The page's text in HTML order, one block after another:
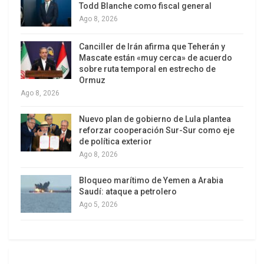
Instituto Nacional de Estadística y Censos (Indec)
sobre estas cuestiones.
A diferencia de otras mediciones de la llamada
pobreza multidimensional —sufrir varias
carencias de un listado—, la Agencia de la ONU
para la Infancia en Argentina considera que
padecer solo una de las múltiples privaciones
posibles convierte a los niños en pobres. «Los
derechos no son sustituibles entre sí», razona
Investigaciones Científicas y Técnicas (Conicet) y
consultor de Unicef sobre esta materia. «Un niño
que vaya a la escuela, pero viva en una casa en
Todd Blanche como fiscal general
Ago 8, 2026
Canciller de Irán afirma que Teherán y
Mascate están «muy cerca» de acuerdo
sobre ruta temporal en estrecho de
Ormuz
Ago 8, 2026
Nuevo plan de gobierno de Lula plantea
reforzar cooperación Sur-Sur como eje
de política exterior
Ago 8, 2026
Bloqueo marítimo de Yemen a Arabia
Saudí: ataque a petrolero
Ago 5, 2026